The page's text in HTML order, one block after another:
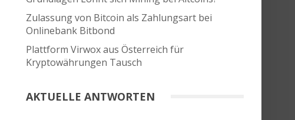
Zulassung von Bitcoin als Zahlungsart bei
Onlinebank Bitbond
Plattform Virwox aus Österreich für
Kryptowährungen Tausch
AKTUELLE ANTWORTEN